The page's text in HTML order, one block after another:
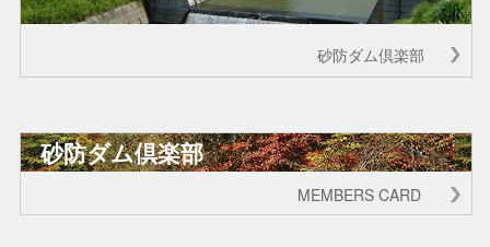
砂防ダム倶楽部
砂防ダム倶楽部
MEMBERS CARD